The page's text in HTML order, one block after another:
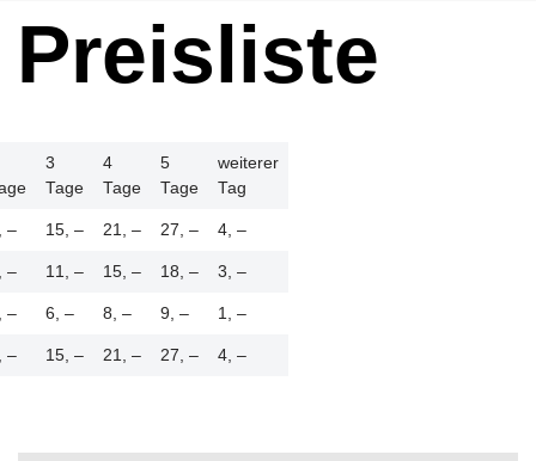
Preisliste
3
Tage
4
Tage
5
Tage
weiterer
Tag
– 15, – 21, – 27, – 4, –
– 11, – 15, – 18, – 3, –
– 6, – 8, – 9, – 1, –
– 15, – 21, – 27, – 4, –